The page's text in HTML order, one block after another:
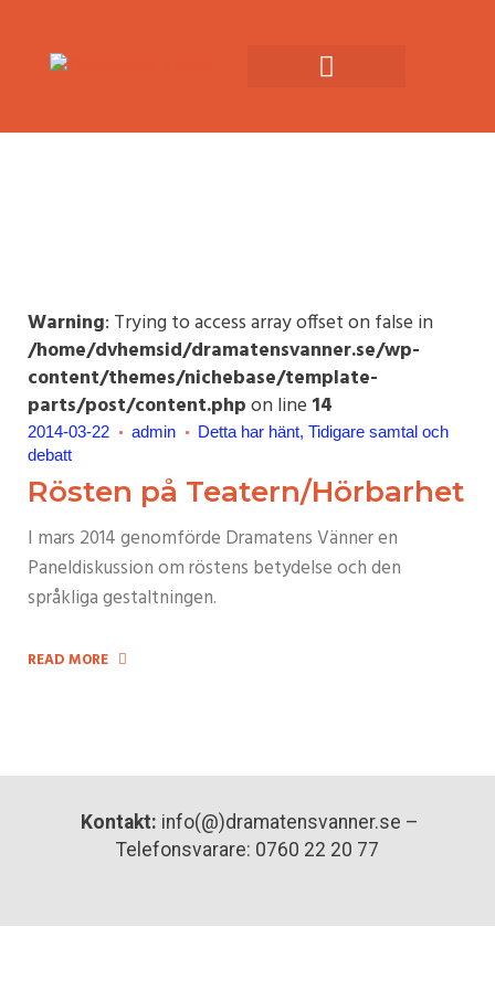
Warning: Trying to access array offset on false in
/home/dvhemsid/dramatensvanner.se/wp-
content/themes/nichebase/template-
parts/post/content.phpon line 14
2014-03-22 admin Detta har hänt Tidigare samtal och
debatt
Rösten på Teatern/Hörbarhet
I mars 2014 genomförde Dramatens Vänner en
Paneldiskussion om röstens betydelse och den
språkliga gestaltningen.
READ MORE
Kontakt: info(@)dramatensvanner.se –
Telefonsvarare: 0760 22 20 77